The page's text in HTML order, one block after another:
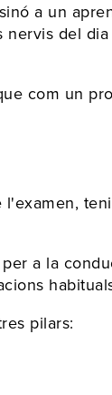
a un
del
com un
a la
pilars: